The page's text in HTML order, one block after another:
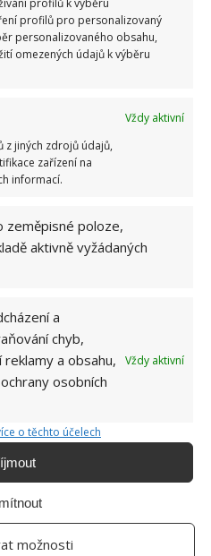
profilů k výběru
profilů pro personalizovaný
personalizovaného obsahu,
omezených údajů k výběru
Vždy aktivní
z jiných zdrojů údajů,
zařízení na
informací.
zeměpisné poloze,
aktivně vyžádaných
a
chyb,
a obsahu,
osobních
Vždy aktivní
o těchto účelech
možnosti
České zemědělské
kutilem. V podstatě vše, co je